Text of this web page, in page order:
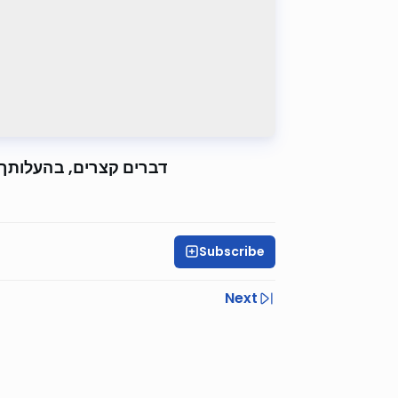
דברים קצרים,
Subscribe
Next